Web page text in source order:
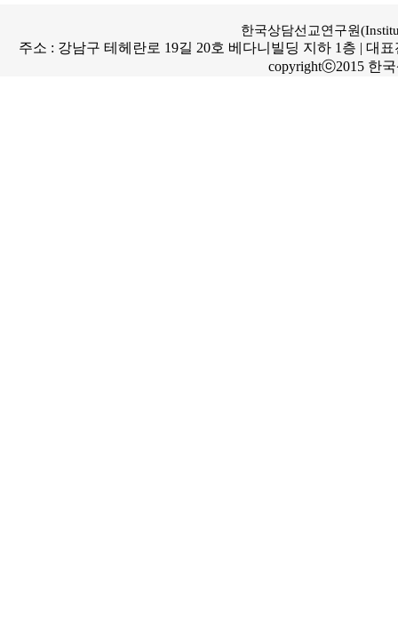
한국상담선교연구원
주소 : 강남구 테헤란로 19길 20호 베다니빌딩 지하 1층 | 대표
copyrightⓒ2015 한국